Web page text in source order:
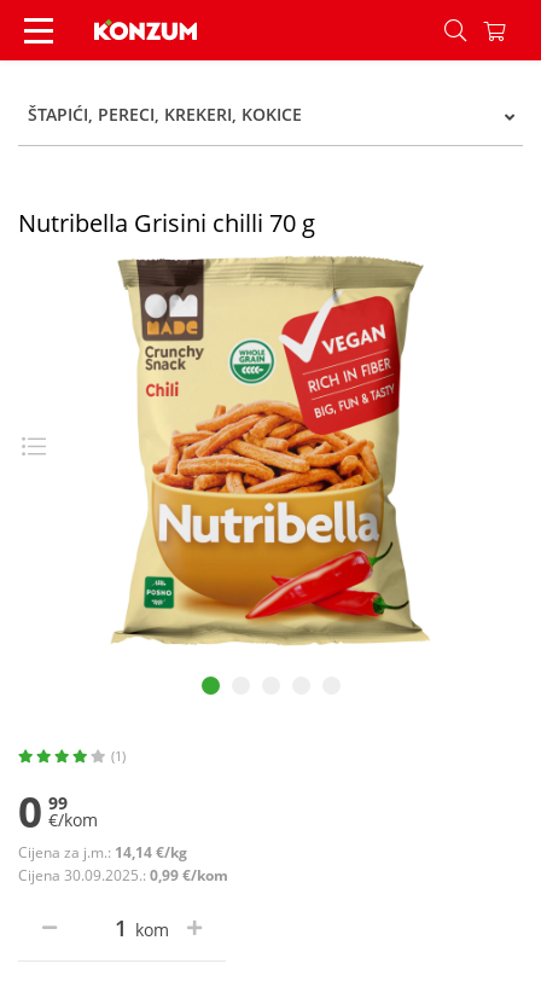
Nutribella Grisini chilli 70 g - Konzum
ŠTAPIĆI, PERECI, KREKERI, KOKICE
Nutribella Grisini chilli 70 g
(1)
0 99
€/kom
Cijena za j.m.: 14,14 €/kg
Cijena 30.09.2025.: 0,99 €/kom
kom